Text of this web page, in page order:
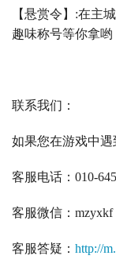
【悬赏令】 :在主城
趣味称号等你拿哟
联系我们：
如果您在游戏中遇
客服电话： 010-
客服微信： mzyxkf
客服答疑： http://